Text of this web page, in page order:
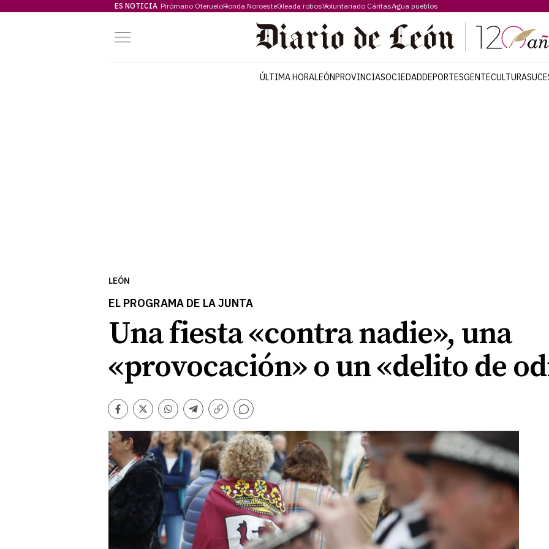
ES NOTICIA Pirómano OterueloRonda NoroesteOleada robosVoluntariado CáritasAgua pueblos
Menú
ÚLTIMA HORALEÓNPROVINCIASOCIEDADDEPORTESGENTECULTURA
LEÓN
EL PROGRAMA DE LA JUNTA
Una fiesta «contra nadie», una
«provocación» o un «delito de
Facebook
TwitterWhatsapp
Telegram
Copiar
enlace
Comentarios